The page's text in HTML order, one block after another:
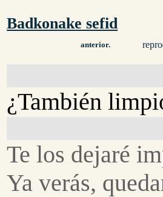
Badkonake sefid
anterior.
¿También
Te los dejaré
Ya verás,